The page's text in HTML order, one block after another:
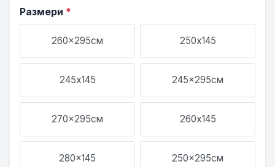
Размери *
260x295см 250х145
245х145 245x295см
270x295см 260х145
280x145 250x295см